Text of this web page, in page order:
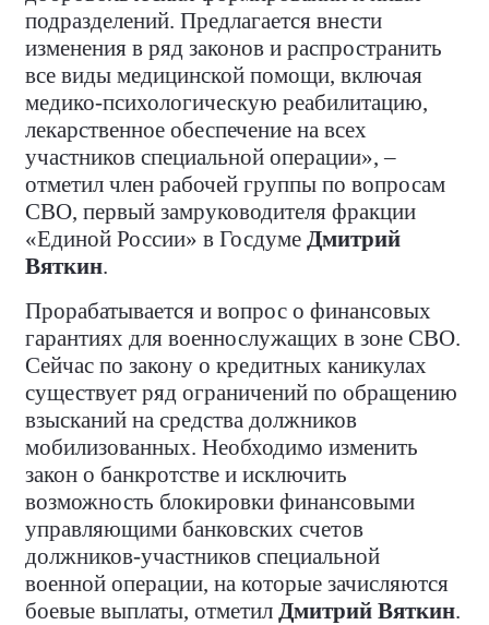
подразделений. Предлагается внести
изменения в ряд законов и распространить
все виды медицинской помощи, включая
медико-психологическую реабилитацию,
лекарственное обеспечение на всех
участников специальной операции», –
отметил член рабочей группы по вопросам
СВО, первый замруководителя фракции
«Единой России» в Госдуме Дмитрий
Вяткин.
Прорабатывается и вопрос о финансовых
гарантиях для военнослужащих в зоне СВО.
Сейчас по закону о кредитных каникулах
существует ряд ограничений по обращению
взысканий на средства должников
мобилизованных. Необходимо изменить
закон о банкротстве и исключить
возможность блокировки финансовыми
управляющими банковских счетов
должников-участников специальной
военной операции, на которые зачисляются
боевые выплаты, отметил Дмитрий Вяткин.